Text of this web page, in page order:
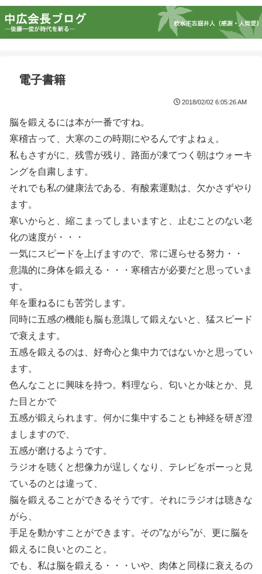
電子書籍
2018/02/02 6:05:26 AM
脳を鍛えるには本が一番ですね。
寒稽古って、大寒のこの時期にやるんですよねぇ。
私もさすがに、残雪が残り、路面が凍てつく朝はウォーキ
ングを自粛します。
それでも私の健康法である、有酸素運動は、欠かさずやり
ます。
寒いからと、縮こまってしまいますと、止むことのない老
化の速度が・・・
一気にスピードを上げますので、常に遅らせる努力・・
意識的に身体を鍛える・・・寒稽古が必要だと思っていま
す。
年を重ねるにも苦労します。
同時に五感の機能も脳も意識して鍛えないと、猛スピード
で衰えます。
五感を鍛えるのは、好奇心と集中力ではないかと思ってい
ます。
色んなことに興味を持つ。料理なら、匂いとか味とか、見
た目とかで
五感が鍛えられます。何かに集中することも神経を研ぎ澄
ましますので、
五感が磨けるようです。
ラジオを聴くと想像力が逞しくなり、テレビをボーっと見
ているのとは違って、
脳を鍛えることができるそうです。それにラジオは聴きな
がら、
手足を動かすことができます。その”ながら”が、更に脳を
鍛えるに良いとのこと。
でも、私は脳を鍛える・・・いや、肉体と同様に衰えるの